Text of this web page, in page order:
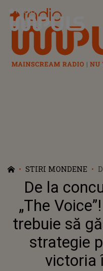
Radio Impuls
STIRI MONDENE
De la
„The
trebuie să
strategie
victoria